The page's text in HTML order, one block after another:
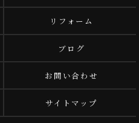
リフォーム
ブログ
お問い合わせ
サイトマップ